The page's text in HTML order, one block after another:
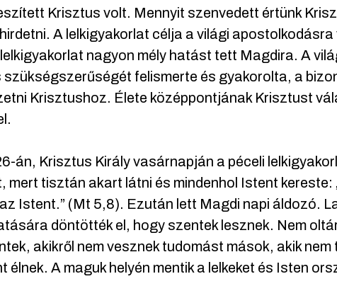
Krisztus volt. Mennyit szenvedett értünk
A lelkigyakorlat célja a világi
nagyon mély hatást tett Magdira. A
felismerte és gyakorolta, a
Krisztushoz. Élete középpontjának Krisztust
án, Krisztus Király vasárnapján a péceli
mert tisztán akart látni és mindenhol Istent kereste:
Istent.” (Mt 5,8). Ezután lett Magdi napi áldozó.
döntötték el, hogy szentek lesznek. Nem
akikről nem vesznek tudomást mások, akik
élnek. A maguk helyén mentik a lelkeket és Isten